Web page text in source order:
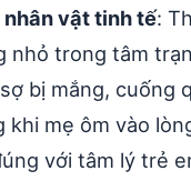
vật tinh tế:
nhỏ trong tâm
bị mắng, cuống
khi mẹ ôm vào
với tâm lý trẻ